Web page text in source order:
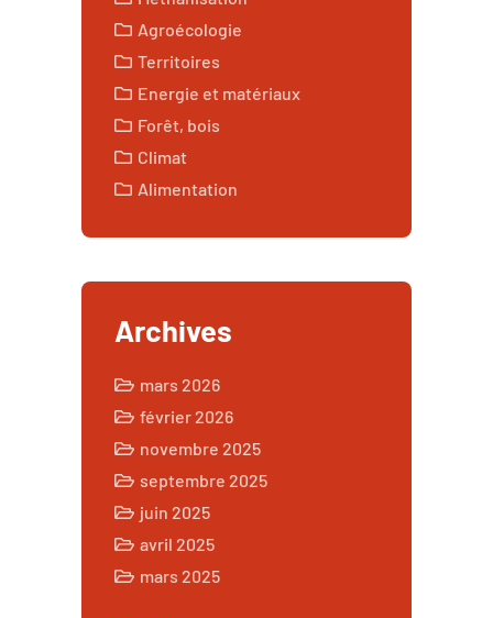
Agroécologie
Territoires
Energie et matériaux
Forêt, bois
Climat
Alimentation
Archives
mars 2026
février 2026
novembre 2025
septembre 2025
juin 2025
avril 2025
mars 2025